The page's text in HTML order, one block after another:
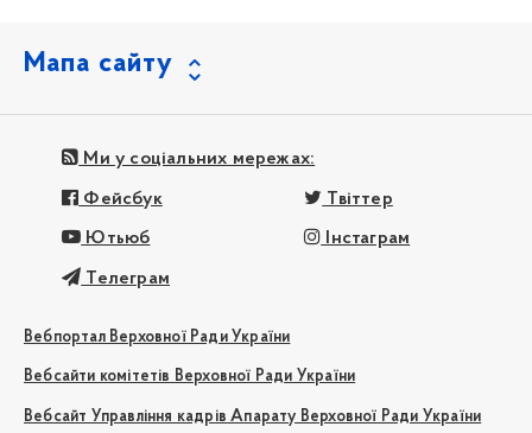
Мапа сайту
Ми у соціальних мережах:
Фейсбук Твіттер
Ютьюб Інстаграм
Телеграм
Вебпортал Верховної Ради України
Вебсайти комітетів Верховної Ради України
Вебсайт Управління кадрів Апарату Верховної Ради України